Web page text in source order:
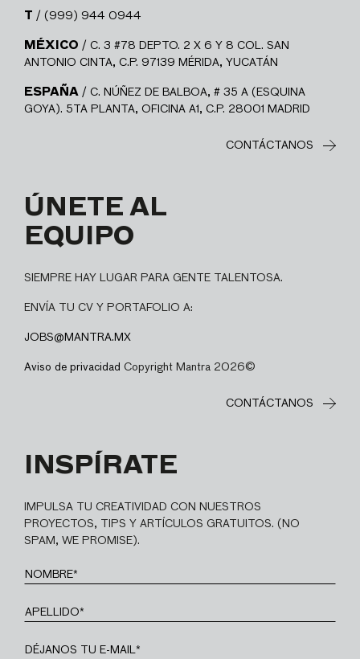
T / (999) 944 0944
MÉXICO / C. 3 #78 DEPTO. 2 X 6 Y 8 COL. SAN
ANTONIO CINTA, C.P. 97139 MÉRIDA, YUCATÁN
ESPAÑA / C. NÚÑEZ DE BALBOA, # 35 A (ESQUINA
GOYA). 5TA PLANTA, OFICINA A1, C.P. 28001 MADRID
CONTÁCTANOS
ÚNETE AL
EQUIPO
SIEMPRE HAY LUGAR PARA GENTE TALENTOSA.
ENVÍA TU CV Y PORTAFOLIO A:
JOBS@MANTRA.MX
Aviso de privacidad Copyright Mantra 2026©
CONTÁCTANOS
INSPÍRATE
IMPULSA TU CREATIVIDAD CON NUESTROS
PROYECTOS, TIPS Y ARTÍCULOS GRATUITOS. (NO
SPAM, WE PROMISE).